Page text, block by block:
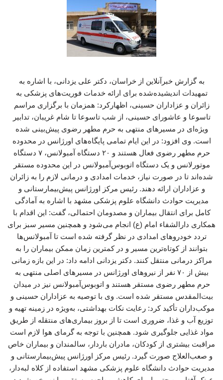
به گزارش خبرآنلاین از خراسان، دکتر علی یزدانی، با اشاره به
تمهیدات اندیشیده‌شده برای ارائه خدمات فوریت‌های پزشکی به
زائران و عزاداران حسینی، اظهارکرد: همزمان با برگزاری مراسم
تاسوعا و عاشورای حسینی، از شب تاسوعا تا شام غریبان، تدابیر
ویژه‌ای در مسیرهای منتهی به حرم مطهر رضوی پیش‌بینی شده
است. وی افزود: در این ایام تمامی پایگاه‌های اورژانس در محدوده
حرم مطهر رضوی فعال هستند و ۲۰ دستگاه آمبولانس، ۷ دستگاه
موتورلانس و یک دستگاه اتوبوس‌آمبولانس در این محدوده مستقر
شده‌اند تا در صورت نیاز، خدمات امدادی و درمانی لازم را به زائران
و عزاداران ارائه دهند. رئیس مرکز اورژانس پیش‌بیمارستانی و
مدیریت حوادث دانشگاه علوم پزشکی مشهد با اشاره به آمادگی
کامل برای انتقال بیماران و مصدومان احتمالی، گفت: این اقدام با
همکاری دارالشفاء امام (ع) انجام می‌شود و همچنین مسیر سبز برای
تردد خودروهای امدادی در نظر گرفته شده است تا آمبولانس‌ها
بتوانند از کوتاه‌ترین مسیر و در کمترین زمان ممکن بیماران را به
مراکز درمانی منتقل کنند. دکتر یزدانی ادامه داد: در این بازه زمانی
بیش از ۷۰ نفر از نیروهای اورژانس در مسیرهای اصلی منتهی به
حرم مطهر رضوی مستقر هستند و اتوبوس‌آمبولانس نیز در میدان
بیت‌المقدس مستقر شده است. وی با توصیه به عزاداران حسینی و
موکب‌داران تأکید کرد: رعایت نکات بهداشتی، به‌ویژه در زمینه تهیه و
توزیع آب و غذا، ضروری است تا از بروز بیماری‌های منتقله از طریق
مواد غذایی جلوگیری شود. همچنین با توجه به گرمای هوا لازم است
مراقبت بیشتری از کودکان، مادران باردار، سالمندان و بیماران خاص
و صعب‌العلاج صورت گیرد. رئیس مرکز اورژانس پیش‌بیمارستانی و
مدیریت حوادث دانشگاه علوم پزشکی مشهد استفاده از کلاه لبه‌دار،